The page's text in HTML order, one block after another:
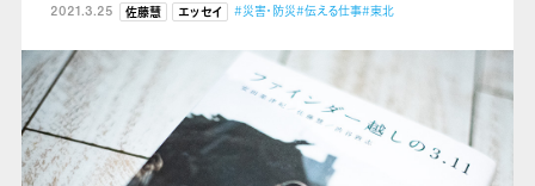
2021.3.25 佐藤慧 エッセイ #災害・防災#伝える仕事#東北